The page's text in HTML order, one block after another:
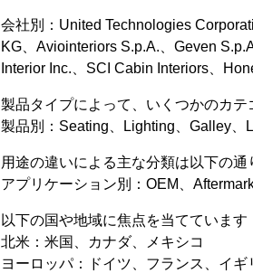
会社別：United Technologies
KG、Aviointeriors S.p.A.、Geven
Interior Inc.、SCI Cabin Interiors、
製品タイプによって、いくつかのカテ
製品別：Seating、Lighting、Galley
用途の違いによる主な分類は以下の通
アプリケーション別：OEM、
以下の国や地域に焦点を当てています
北米：米国、カナダ、メキシコ
ヨーロッパ：ドイツ、フランス、イ